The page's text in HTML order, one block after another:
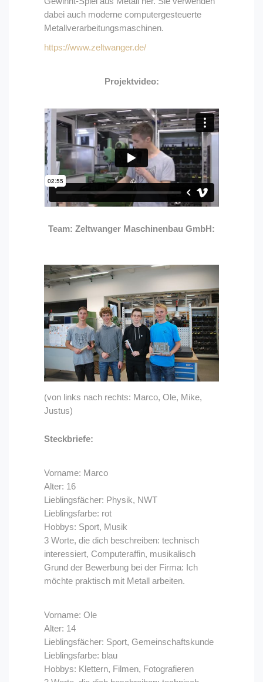
dabei auch moderne computergesteuerte
Metallverarbeitungsmaschinen.
https://www.zeltwanger.de/
Projektvideo:
Team: Zeltwanger Maschinenbau GmbH:
(von links nach rechts: Marco, Ole, Mike,
Justus)
Steckbriefe:
Vorname: Marco
Alter: 16
Lieblingsfächer: Physik, NWT
Lieblingsfarbe: rot
Hobbys: Sport, Musik
3 Worte, die dich beschreiben: technisch
interessiert, Computeraffin, musikalisch
Grund der Bewerbung bei der Firma: Ich
möchte praktisch mit Metall arbeiten.
Vorname: Ole
Alter: 14
Lieblingsfächer: Sport, Gemeinschaftskunde
Lieblingsfarbe: blau
Hobbys: Klettern, Filmen, Fotografieren